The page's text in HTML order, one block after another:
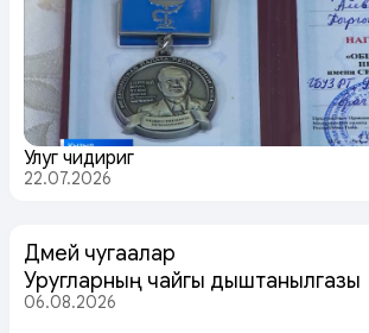
Улуг чидириг
22.07.2026
Дөмей чугаалар
Уругларның чайгы дыштанылгазы
06.08.2026